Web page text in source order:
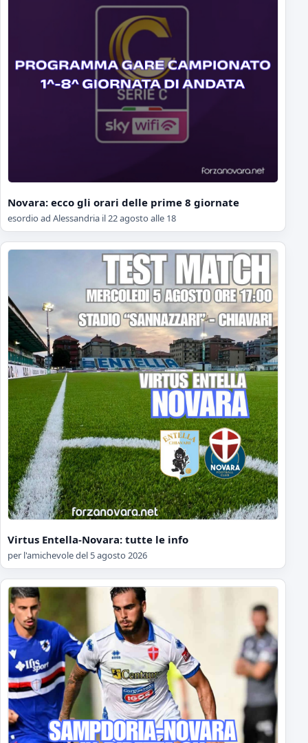
Novara: ecco gli orari delle prime 8 giornate
esordio ad Alessandria il 22 agosto alle 18
Virtus Entella-Novara: tutte le info
per l'amichevole del 5 agosto 2026